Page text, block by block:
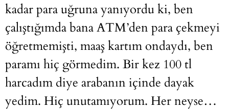
kadar para uğruna yanıyordu ki, ben
çalıştığımda bana ATM’den para çekmeyi
öğretmemişti, maaş kartım ondaydı, ben
paramı hiç görmedim. Bir kez 100 tl
harcadım diye arabanın içinde dayak
yedim. Hiç unutamıyorum. Her neyse…